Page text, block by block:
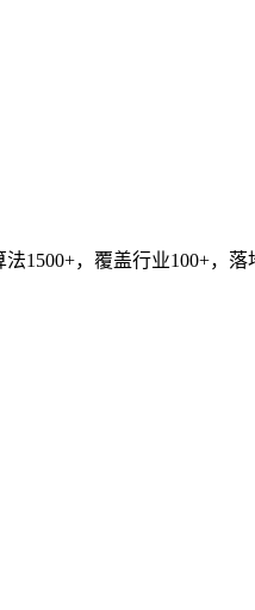
，覆盖行业100+，